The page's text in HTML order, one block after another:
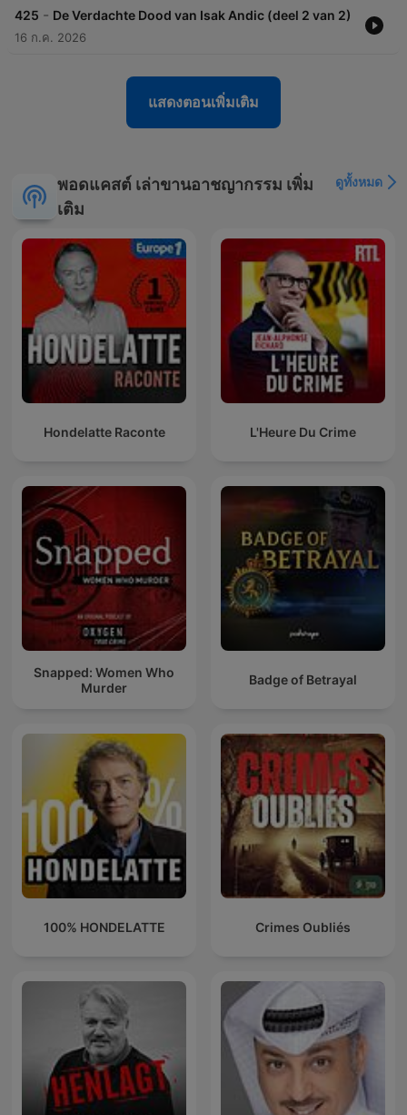
425 - De Verdachte Dood van Isak Andic (deel 2 van 2)
16 ก.ค. 2026
แสดงตอนเพิ่มเติม
พอดแคสต์ เล่าขานอาชญากรรม เพิ่ม
เติม
ดูทั้งหมด
Hondelatte Raconte L'Heure Du Crime
Snapped: Women Who
Murder
Badge of Betrayal
100% HONDELATTE Crimes Oubliés